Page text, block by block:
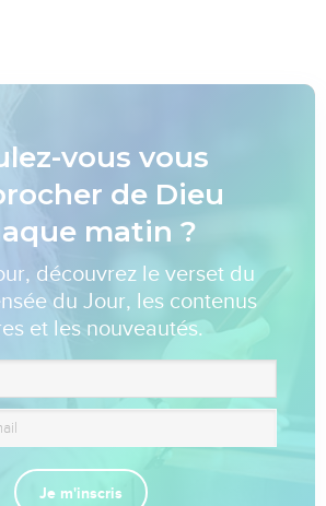
vous vous
de Dieu
matin ?
découvrez le verset du
du Jour, les contenus
et les nouveautés.
Je m'inscris